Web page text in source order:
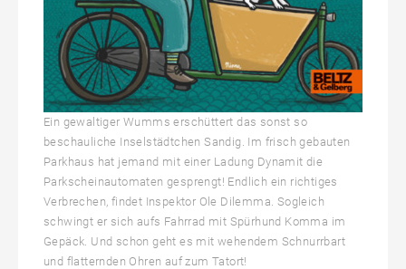
Ein gewaltiger Wumms erschüttert das sonst so
beschauliche Inselstädtchen Sandig. Im frisch gebauten
Parkhaus hat jemand mit einer Ladung Dynamit die
Parkscheinautomaten gesprengt! Endlich ein richtiges
Verbrechen, findet Inspektor Ole Dilemma. Sogleich
schwingt er sich aufs Fahrrad mit Spürhund Komma im
Gepäck. Und schon geht es mit wehendem Schnurrbart
und flatternden Ohren auf zum Tatort!